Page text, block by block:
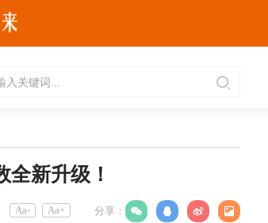
新升级！
分享：
Aa- Aa+